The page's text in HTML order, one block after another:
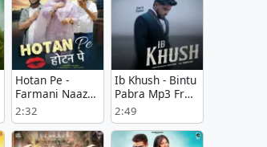
Hotan Pe -
Farmani Naaz
Mp3 Song
Download Now
2:32
Ib Khush - Bintu
Pabra Mp3 Free
Download
2:49